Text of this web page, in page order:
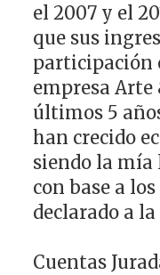
el 2007 y el
que sus
participación
empresa Arte
últimos 5
han crecido
siendo la mía
con base a
declarado a
Cuentas